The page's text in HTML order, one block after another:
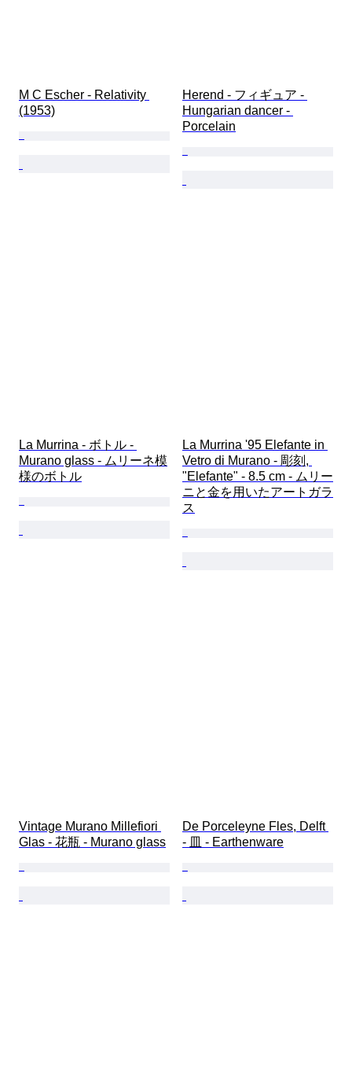
M C Escher - Relativity
(1953)
Herend - フィギュア -
Hungarian dancer -
Porcelain
La Murrina - ボトル -
Murano glass - ムリーネ模
様のボトル
La Murrina '95 Elefante in
Vetro di Murano - 彫刻,
"Elefante" - 8.5 cm - ムリー
ニと金を用いたアートガラ
ス
Vintage Murano Millefiori
Glas - 花瓶 - Murano glass
De Porceleyne Fles, Delft
- 皿 - Earthenware